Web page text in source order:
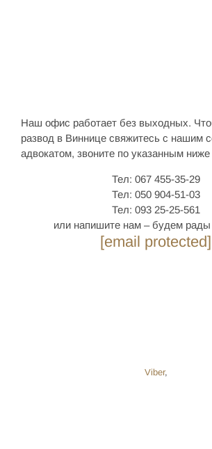
Наш офис работает без выходных.
развод в Виннице свяжитесь с нашим
адвокатом, звоните по указанным
Тел: 067 455-35-29
Тел: 050 904-51-03
Тел: 093 25-25-561
или напишите нам – будем рады
[email protected]
Viber,